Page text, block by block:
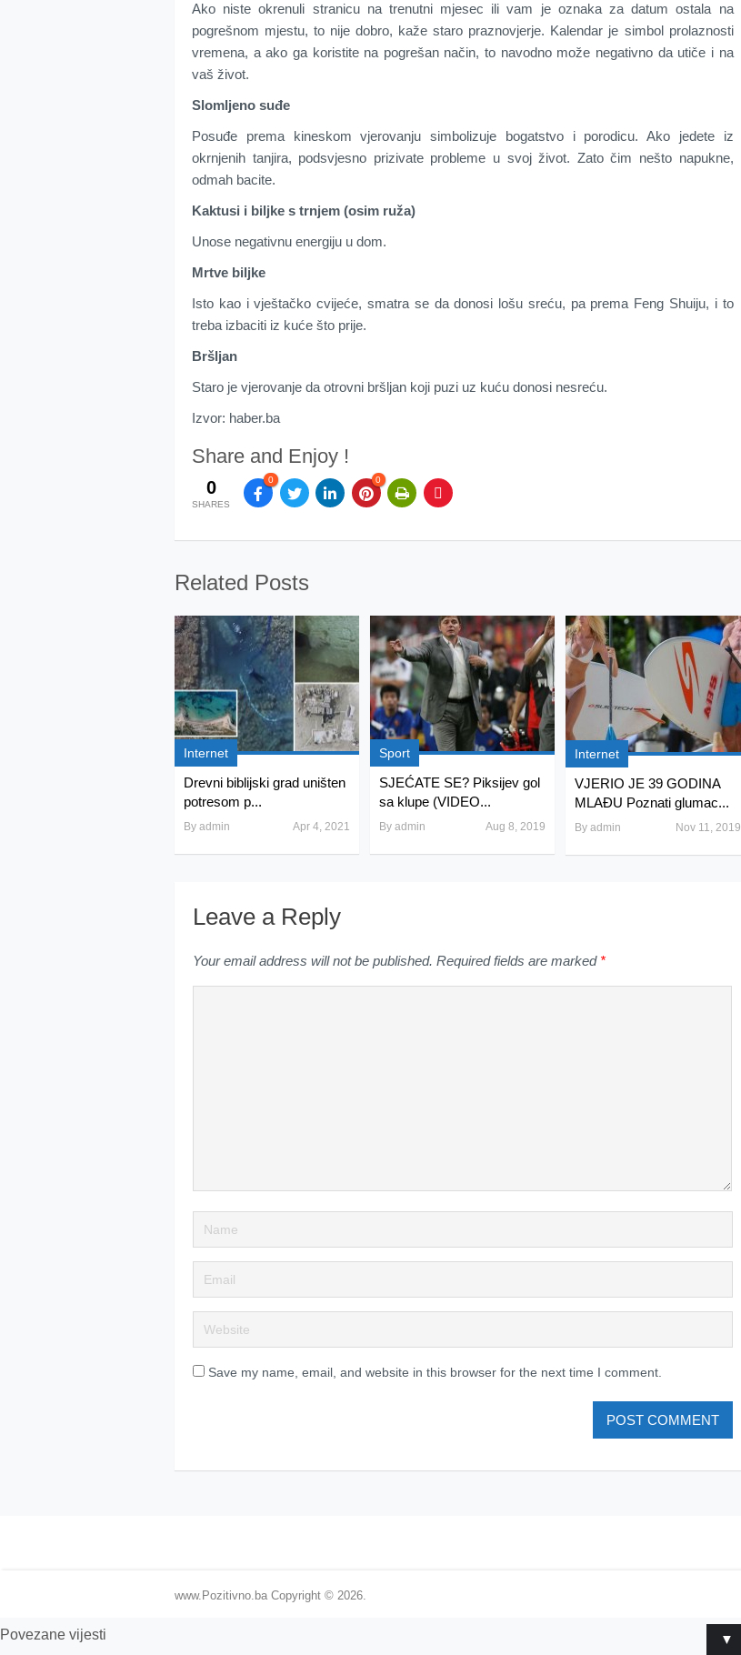
Ako niste okrenuli stranicu na trenutni mjesec ili vam je oznaka za datum ostala na
pogrešnom mjestu, to nije dobro, kaže staro praznovjerje. Kalendar je simbol prolaznosti
vremena, a ako ga koristite na pogrešan način, to navodno može negativno da utiče i na
vaš život.
Slomljeno suđe
Posuđe prema kineskom vjerovanju simbolizuje bogatstvo i porodicu. Ako jedete iz
okrnjenih tanjira, podsvjesno prizivate probleme u svoj život. Zato čim nešto napukne,
odmah bacite.
Kaktusi i biljke s trnjem (osim ruža)
Unose negativnu energiju u dom.
Mrtve biljke
Isto kao i vještačko cvijeće, smatra se da donosi lošu sreću, pa prema Feng Shuiju, i to
treba izbaciti iz kuće što prije.
Bršljan
Staro je vjerovanje da otrovni bršljan koji puzi uz kuću donosi nesreću.
Izvor: haber.ba
Share and Enjoy !
0
SHARES
0 0
Related Posts
Internet
Drevni biblijski grad uništen
potresom p...
By admin Apr 4, 2021
Sport
SJEĆATE SE? Piksijev gol
sa klupe (VIDEO...
By admin Aug 8, 2019
Internet
VJERIO JE 39 GODINA
MLAĐU Poznati glumac...
By admin Nov 11, 2019
Leave a Reply
Your email address will not be published. Required fields are marked *
Save my name, email, and website in this browser for the next time I comment.
www.Pozitivno.ba Copyright © 2026.
▼
Povezane vijesti